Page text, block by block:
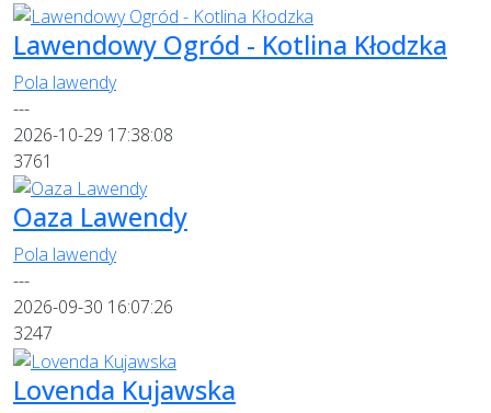
Lawendowy Ogród - Kotlina Kłodzka
Pola lawendy
---
2026-10-29 17:38:08
3761
Oaza Lawendy
Pola lawendy
---
2026-09-30 16:07:26
3247
Lovenda Kujawska